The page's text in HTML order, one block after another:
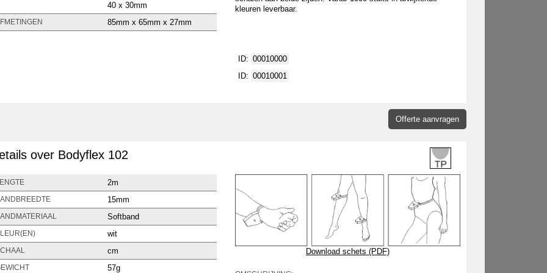
40 x 30mm
85mm x 65mm x 27mm
kleuren leverbaar.
ID: 00010000
ID: 00010001
Offerte aanvragen
over Bodyflex 102
2m
15mm
Softband
wit
cm
57g
Download schets (PDF)